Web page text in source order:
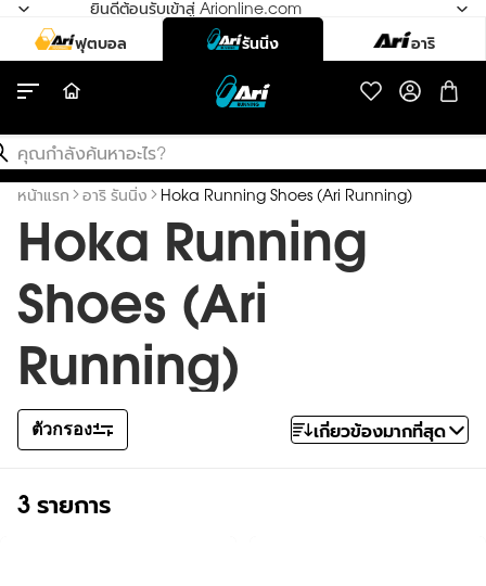
ยินดีต้อนรับเข้าสู่ Arionline.com
นหา
หน้าแรก
อาริ รันนิ่ง Hoka Running Shoes (Ari Running)
Hoka Running
Shoes (Ari
Running)
ตัวกรอง จัดเรียงเกี่ยวข้องมากที่สุด
3 รายการ